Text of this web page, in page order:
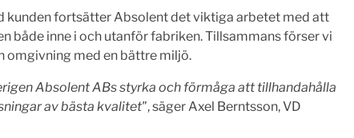
kunden fortsätter Absolent det viktiga arbetet med att
både inne i och utanför fabriken. Tillsammans förser vi
omgivning med en bättre miljö.
Absolent ABs styrka och förmåga att tillhandahålla
av bästa kvalitet", säger Axel Berntsson, VD